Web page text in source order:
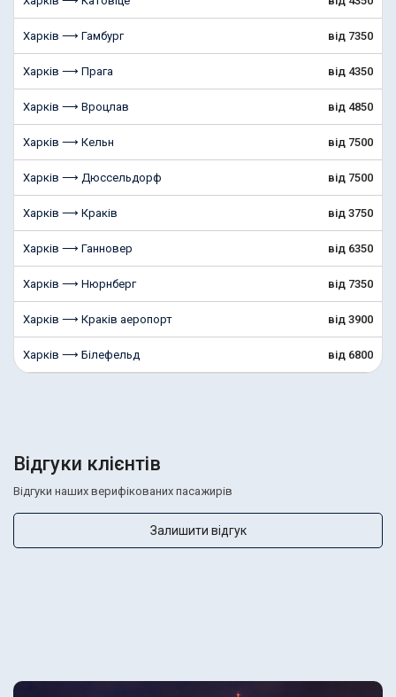
Харків ⟶ Гамбург від 7350
Харків ⟶ Прага від 4350
Харків ⟶ Вроцлав від 4850
Харків ⟶ Кельн від 7500
Харків ⟶ Дюссельдорф від 7500
Харків ⟶ Краків від 3750
Харків ⟶ Ганновер від 6350
Харків ⟶ Нюрнберг від 7350
Харків ⟶ Краків аеропорт від 3900
Харків ⟶ Білефельд від 6800
Відгуки клієнтів
Відгуки наших верифікованих пасажирів
Залишити відгук